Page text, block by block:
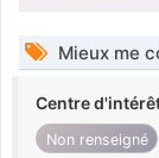
Mieux me
Centre
Non renseigné